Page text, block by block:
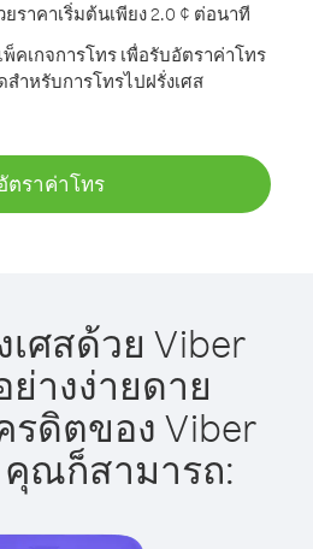
ราคาเริ่มต้นเพียง 2.0 ¢ ต่อนาที
คเกจการโทร เพื่อรับอัตราค่าโทร
ำหรับการโทรไปฝรั่งเศส
ตราค่าโทร
เศสด้วย Viber
ย่างง่ายดาย
รดิตของ Viber
คุณก็สามารถ: